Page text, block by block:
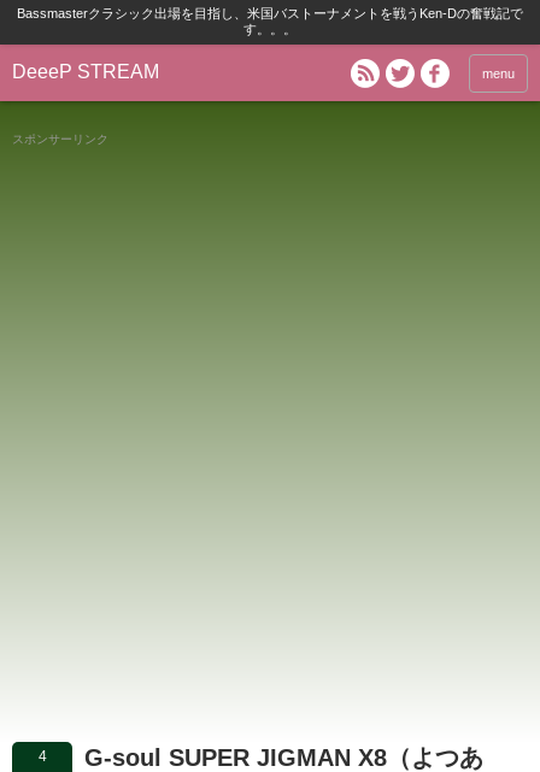
Bassmasterクラシック出場を目指し、米国バストーナメントを戦うKen-Dの奮戦記で
す。。。
DeeeP STREAM menu
スポンサーリンク
4
G-soul SUPER JIGMAN X8（よつあ